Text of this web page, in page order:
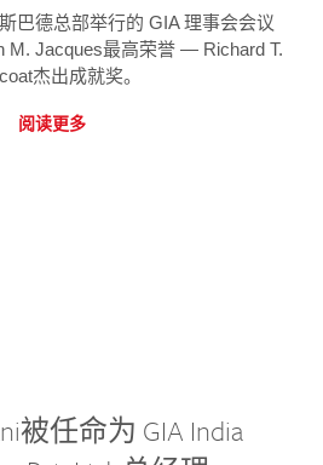
巴德总部举行的 GIA 理事会会议
M. Jacques最高荣誉 — Richard T.
杰出成就奖。
阅读更多
被任命为 GIA India